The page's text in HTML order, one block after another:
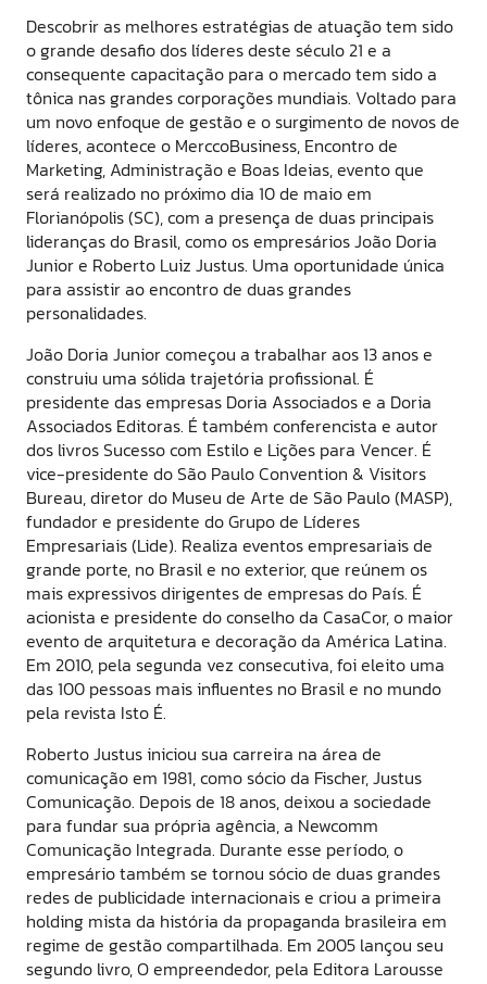
Descobrir as melhores estratégias de atuação tem sido
o grande desafio dos líderes deste século 21 e a
consequente capacitação para o mercado tem sido a
tônica nas grandes corporações mundiais. Voltado para
um novo enfoque de gestão e o surgimento de novos de
líderes, acontece o MerccoBusiness, Encontro de
Marketing, Administração e Boas Ideias, evento que
será realizado no próximo dia 10 de maio em
Florianópolis (SC), com a presença de duas principais
lideranças do Brasil, como os empresários João Doria
Junior e Roberto Luiz Justus. Uma oportunidade única
para assistir ao encontro de duas grandes
personalidades.
João Doria Junior começou a trabalhar aos 13 anos e
construiu uma sólida trajetória profissional. É
presidente das empresas Doria Associados e a Doria
Associados Editoras. É também conferencista e autor
dos livros Sucesso com Estilo e Lições para Vencer. É
vice-presidente do São Paulo Convention & Visitors
Bureau, diretor do Museu de Arte de São Paulo (MASP),
fundador e presidente do Grupo de Líderes
Empresariais (Lide). Realiza eventos empresariais de
grande porte, no Brasil e no exterior, que reúnem os
mais expressivos dirigentes de empresas do País. É
acionista e presidente do conselho da CasaCor, o maior
evento de arquitetura e decoração da América Latina.
Em 2010, pela segunda vez consecutiva, foi eleito uma
das 100 pessoas mais influentes no Brasil e no mundo
pela revista Isto É.
Roberto Justus iniciou sua carreira na área de
comunicação em 1981, como sócio da Fischer, Justus
Comunicação. Depois de 18 anos, deixou a sociedade
para fundar sua própria agência, a Newcomm
Comunicação Integrada. Durante esse período, o
empresário também se tornou sócio de duas grandes
redes de publicidade internacionais e criou a primeira
holding mista da história da propaganda brasileira em
regime de gestão compartilhada. Em 2005 lançou seu
segundo livro, O empreendedor, pela Editora Larousse